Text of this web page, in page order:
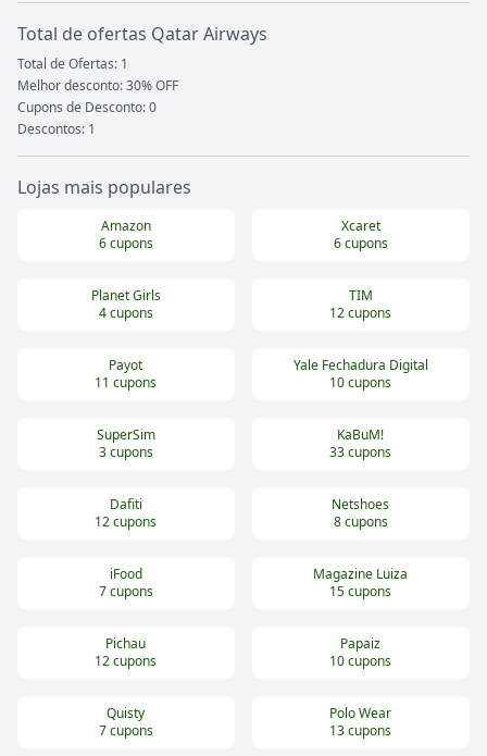
Total de ofertas Qatar Airways
Total de Ofertas: 1
Melhor desconto: 30% OFF
Cupons de Desconto:0
Descontos: 1
Lojas mais populares
Amazon
6cupons
Xcaret
6cupons
Planet Girls
4cupons
TIM
12cupons
Payot
11 cupons
Yale Fechadura Digital
10cupons
SuperSim
3cupons
KaBuM!
33cupons
Dafiti
12cupons
Netshoes
8cupons
iFood
7cupons
Magazine Luiza
15cupons
Pichau
12cupons
Papaiz
10cupons
Quisty
7cupons
Polo Wear
13cupons